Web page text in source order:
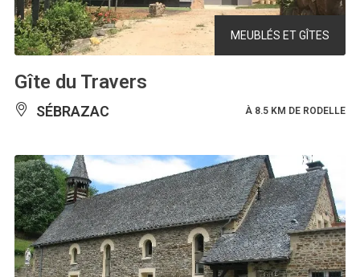
MEUBLÉS ET GÎTES
Gîte du Travers
SÉBRAZAC À 8.5 KM DE RODELLE